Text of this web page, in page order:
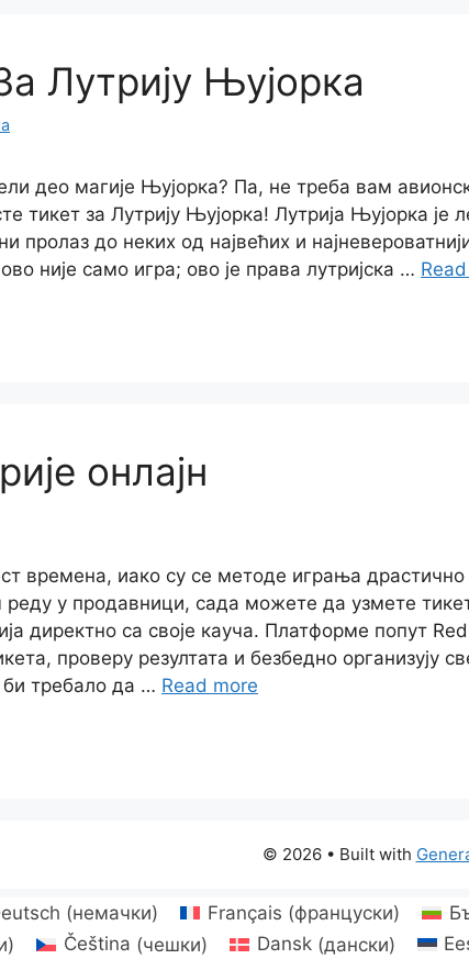
Лутрију Њујорка
део магије Њујорка? Па, не треба вам
тикет за Лутрију Њујорка! Лутрија Њујорка је
пролаз до неких од највећих и
није само игра; ово је права лутријска …
онлајн
времена, иако су се методе играња
у продавници, сада можете да узмете
директно са своје кауча. Платформе попут
проверу резултата и безбедно организују
би требало да … Read more
© 2026 • Built with
(немачки) Français (француски)
) Čeština (чешки) Dansk(дански)